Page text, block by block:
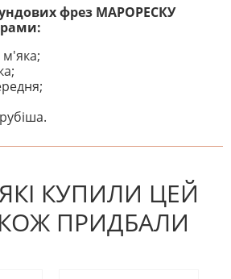
фрез МАРОРЕСКУ
Ви
КУПИЛИ ЦЕЙ
ПРИДБАЛИ